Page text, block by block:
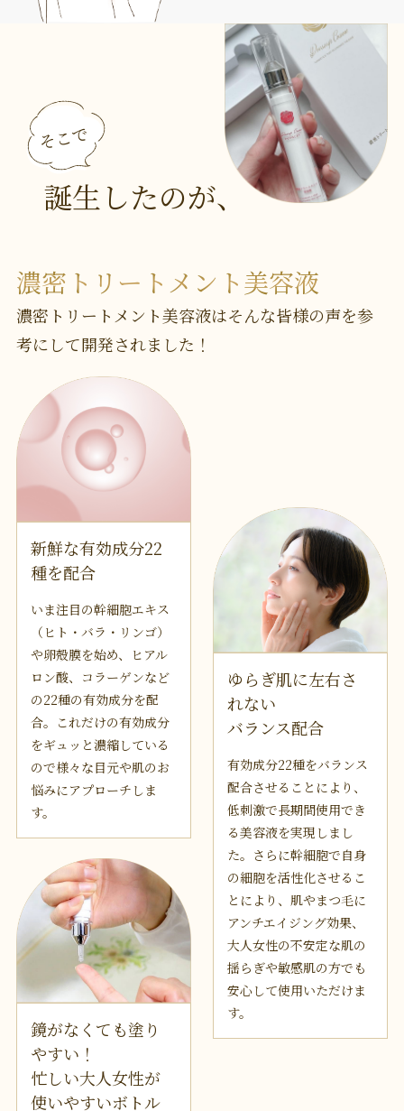
そこで
誕生したのが、
濃密トリートメント美容液
濃密トリートメント美容液はそんな皆様の声を参
考にして開発されました！
新鮮な有効成分22
種を配合
いま注目の幹細胞エキス
（ヒト・バラ・リンゴ）
や卵殻膜を始め、ヒアル
ロン酸、コラーゲンなど
の22種の有効成分を配
合。これだけの有効成分
をギュッと濃縮している
ので様々な目元や肌のお
悩みにアプローチしま
す。
ゆらぎ肌に左右さ
れない
バランス配合
有効成分22種をバランス
配合させることにより、
低刺激で長期間使用でき
る美容液を実現しまし
た。さらに幹細胞で自身
の細胞を活性化させるこ
とにより、肌やまつ毛に
アンチエイジング効果、
大人女性の不安定な肌の
揺らぎや敏感肌の方でも
安心して使用いただけま
す。
鏡がなくても塗り
やすい！
忙しい大人女性が
使いやすいボトル